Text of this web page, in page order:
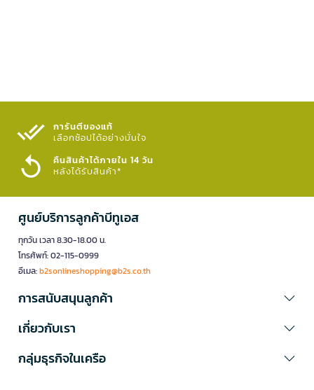
การันตีของแท้
เลือกช้อปได้อย่างมั่นใจ​
คืนสินค้าได้ภายใน 14 วัน
หลังได้รับสินค้า*
ศูนย์บริการลูกค้าบีทูเอส
ทุกวัน เวลา 8.30-18.00 น.
โทรศัพท์: 02-115-0999
อีเมล:b2sonlineshopping@b2s.co.th
การสนับสนุนลูกค้า
เกี่ยวกับเรา
กลุ่มธุรกิจในเครือ